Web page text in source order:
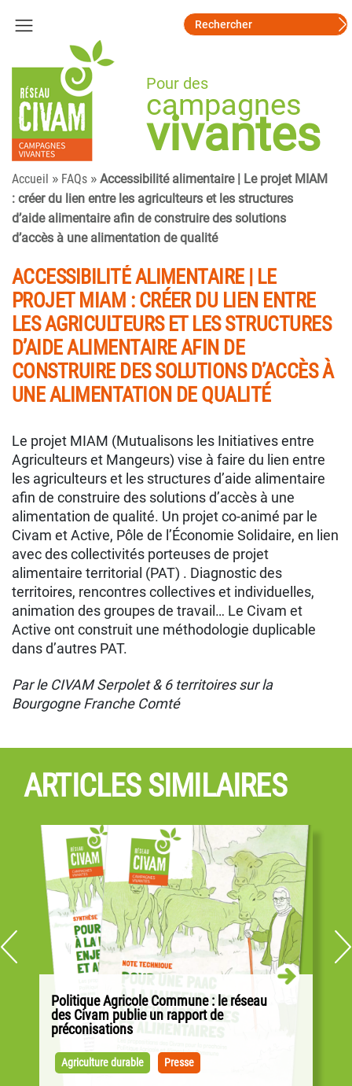
Pour des
campagnes
vivantes
Accueil » FAQs » Accessibilité alimentaire | Le projet MIAM
: créer du lien entre les agriculteurs et les structures
d’aide alimentaire afin de construire des solutions
d’accès à une alimentation de qualité
ACCESSIBILITÉ ALIMENTAIRE | LE
PROJET MIAM : CRÉER DU LIEN ENTRE
LES AGRICULTEURS ET LES STRUCTURES
D’AIDE ALIMENTAIRE AFIN DE
CONSTRUIRE DES SOLUTIONS D’ACCÈS À
UNE ALIMENTATION DE QUALITÉ
Le projet MIAM (Mutualisons les Initiatives entre
Agriculteurs et Mangeurs) vise à faire du lien entre
les agriculteurs et les structures d’aide alimentaire
afin de construire des solutions d’accès à une
alimentation de qualité. Un projet co-animé par le
Civam et Active, Pôle de l’Économie Solidaire, en lien
avec des collectivités porteuses de projet
alimentaire territorial (PAT) . Diagnostic des
territoires, rencontres collectives et individuelles,
animation des groupes de travail… Le Civam et
Active ont construit une méthodologie duplicable
dans d’autres PAT.
Par le CIVAM Serpolet & 6 territoires sur la
Bourgogne Franche Comté
ARTICLES SIMILAIRES
Politique Agricole Commune : le réseau
des Civam publie un rapport de
préconisations
débuté sur la base des propositions de la
Commission européenne, les Civam publient...
Agriculture durable Presse